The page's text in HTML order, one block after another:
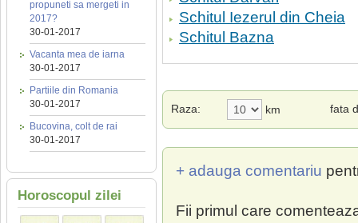
propuneti sa mergeti in
2017?
30-01-2017
Vacanta mea de iarna
30-01-2017
Partiile din Romania
30-01-2017
Bucovina, colt de rai
30-01-2017
Horoscopul zilei
Schitul Iezerul din Cheia
Schitul Bazna
Raza: km fata
+ adauga comentariu
Fii primul care